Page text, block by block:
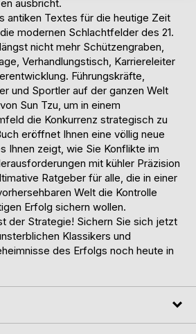
ausbricht.
antiken Textes für die heutige Zeit
modernen Schlachtfelder des 21.
nicht mehr Schützengraben,
Verhandlungstisch, Karriereleiter
Führungskräfte,
und Sportler auf der ganzen Welt
Sun Tzu, um in einem
die Konkurrenz strategisch zu
eröffnet Ihnen eine völlig neue
Ihnen zeigt, wie Sie Konflikte im
mit kühler Präzision
Ratgeber für alle, die in einer
Welt die Kontrolle
Erfolg sichern wollen.
der Strategie! Sichern Sie sich jetzt
Klassikers und
des Erfolgs noch heute in